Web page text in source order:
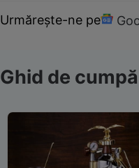
Urmărește-ne pe
Ghid de